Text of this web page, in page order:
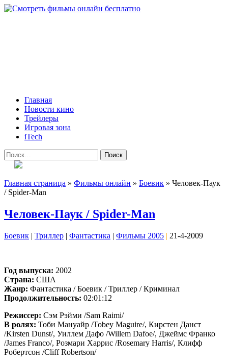
Skip
Primary
Menu
Главная
Новости кино
Трейлеры
Игровая зона
iTech
Найти:
Главная страница » Фильмы онлайн » Боевик » Человек-Паук
/ Spider-Man
Человек-Паук / Spider-Man
Боевик | Триллер | Фантастика | Фильмы 2005 | 21-4-2009
Год выпуска: 2002
Страна: США
Жанр: Фантастика / Боевик / Триллер / Криминал
Продолжительность: 02:01:12
Режиссер: Сэм Рэйми /Sam Raimi/
В ролях: Тоби Мануайр /Tobey Maguire/, Кирстен Данст
/Kirsten Dunst/, Уиллем Дафо /Willem Dafoe/, Джеймс Франко
/James Franco/, Розмари Харрис /Rosemary Harris/, Клифф
Робертсон /Cliff Robertson/